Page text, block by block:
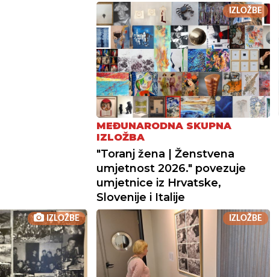
IZLOŽBE
MEĐUNARODNA SKUPNA
IZLOŽBA
"Toranj žena | Ženstvena
umjetnost 2026." povezuje
umjetnice iz Hrvatske,
Slovenije i Italije
IZLOŽBE IZLOŽBE